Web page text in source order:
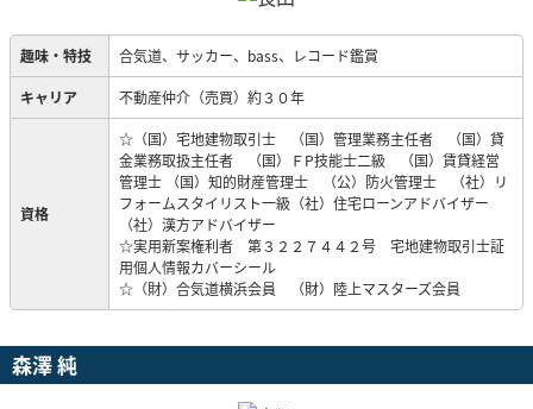
趣味・特技 合気道、サッカー、bass、レコード鑑賞
キャリア 不動産仲介（売買）約３０年
資格
☆（国）宅地建物取引士 （国）管理業務主任者 （国）貸
金業務取扱主任者 （国）ＦP技能士二級 （国）賃貸経営
管理士 （国）知的財産管理士 （公）防火管理士 （社）リ
フォームスタイリスト一級（社）住宅ローンアドバイザー
（社）漢方アドバイザー
☆実用新案権利者 第３２２７４４２号 宅地建物取引士証
用個人情報カバーシール
☆（財）合気道横浜会員 （財）陸上マスターズ会員
森澤 純